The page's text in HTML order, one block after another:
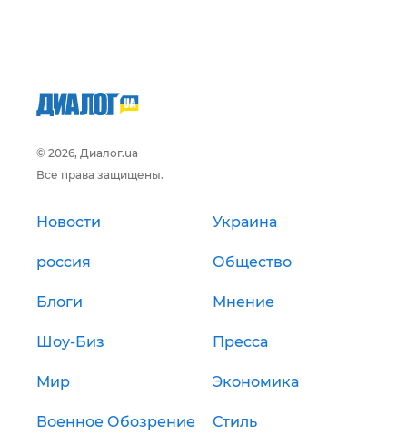
© 2026, Диалог.ua
Все права защищены.
Новости Украина
россия Общество
Блоги Мнение
Шоу-Биз Пресса
Мир Экономика
Военное Обозрение Стиль